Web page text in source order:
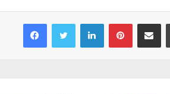
Facebook Twitter Linkedin Pinterest Partager par email